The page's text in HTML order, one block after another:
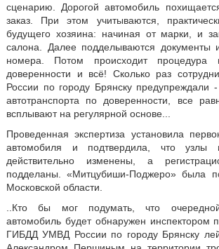
сценарию. Дорогой автомобиль
заказ. При этом учитываются,
будущего хозяина: начиная от марки, и
салона. Далее подделываются документы
номера. Потом происходит процедура
доверенности и всё! Сколько раз
России по городу Брянску предупреждали -
автотранспорта по доверенности, все
всплывают на регулярной основе...
Проведенная экспертиза установила
автомобиля и подтвердила, что узлы
действительно изменены, а
подделаны. «Митцубиши-Поджеро» была
Московской области.
..Кто бы мог подумать, что
автомобиль будет обнаружен
ГИБДД УМВД России по городу Брянску